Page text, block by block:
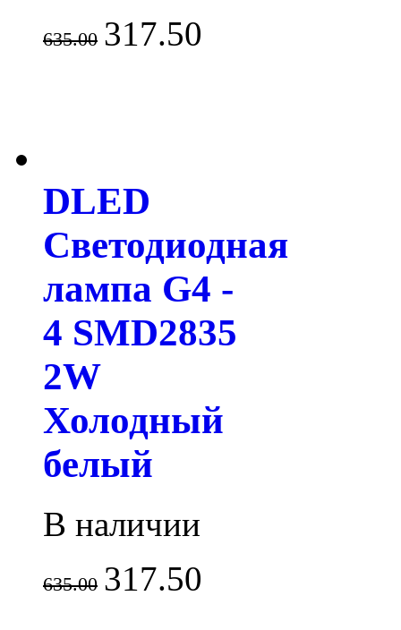
635.00 317.50
DLED
Светодиодная
лампа G4 -
4 SMD2835
2W
Холодный
белый
В наличии
635.00 317.50